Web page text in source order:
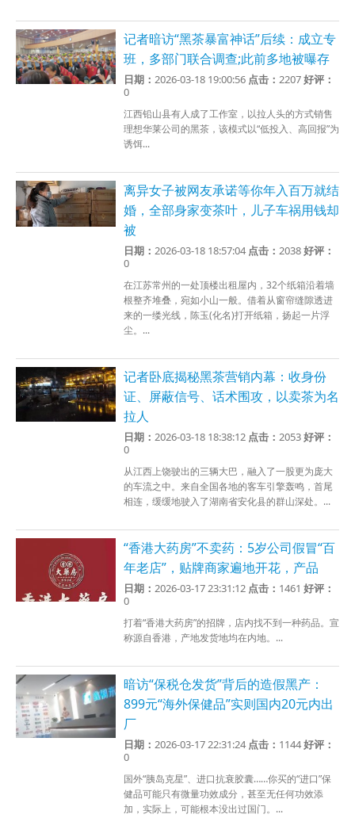
记者暗访“黑茶暴富神话”后续：成立专
班，多部门联合调查;此前多地被曝存
日期： 2026-03-18 19:00:56 点击： 2207好评：
0
江西铅山县有人成了工作室，以拉人头的方式销售
理想华莱公司的黑茶，该模式以“低投入、高回报”为
诱饵...
离异女子被网友承诺等你年入百万就结
婚，全部身家变茶叶，儿子车祸用钱却
被
日期： 2026-03-18 18:57:04 点击： 2038好评：
0
在江苏常州的一处顶楼出租屋内，32个纸箱沿着墙
根整齐堆叠，宛如小山一般。借着从窗帘缝隙透进
来的一缕光线，陈玉(化名)打开纸箱，扬起一片浮
尘。...
记者卧底揭秘黑茶营销内幕：收身份
证、屏蔽信号、话术围攻，以卖茶为名
拉人
日期： 2026-03-18 18:38:12 点击： 2053好评：
0
从江西上饶驶出的三辆大巴，融入了一股更为庞大
的车流之中。来自全国各地的客车引擎轰鸣，首尾
相连，缓缓地驶入了湖南省安化县的群山深处。...
“香港大药房”不卖药：5岁公司假冒“百
年老店”，贴牌商家遍地开花，产品
日期： 2026-03-17 23:31:12 点击： 1461好评：
0
打着“香港大药房”的招牌，店内找不到一种药品。宣
称源自香港，产地发货地均在内地。...
暗访“保税仓发货”背后的造假黑产：
899元“海外保健品”实则国内20元内出
厂
日期： 2026-03-17 22:31:24 点击： 1144好评：
0
国外“胰岛克星”、进口抗衰胶囊……你买的“进口”保
健品可能只有微量功效成分，甚至无任何功效添
加，实际上，可能根本没出过国门。...